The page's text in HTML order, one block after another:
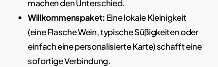
machen den Unterschied.
Willkommenspaket: Eine lokale Kleinigkeit
(eine Flasche Wein, typische Süßigkeiten oder
einfach eine personalisierte Karte) schafft eine
sofortige Verbindung.